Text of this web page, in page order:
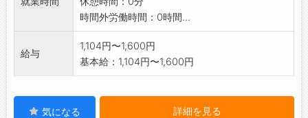
時間外労働時間：0時間...
給与
1,104円〜1,600円
基本給：1,104円〜1,600円
気になる 詳細を見る